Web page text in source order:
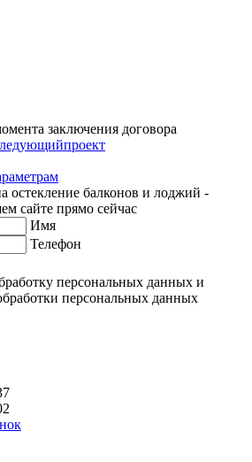
заключения договора
проект
остекление балконов и лоджий -
сайте прямо сейчас
Имя
Телефон
персональных данных и
персональных данных